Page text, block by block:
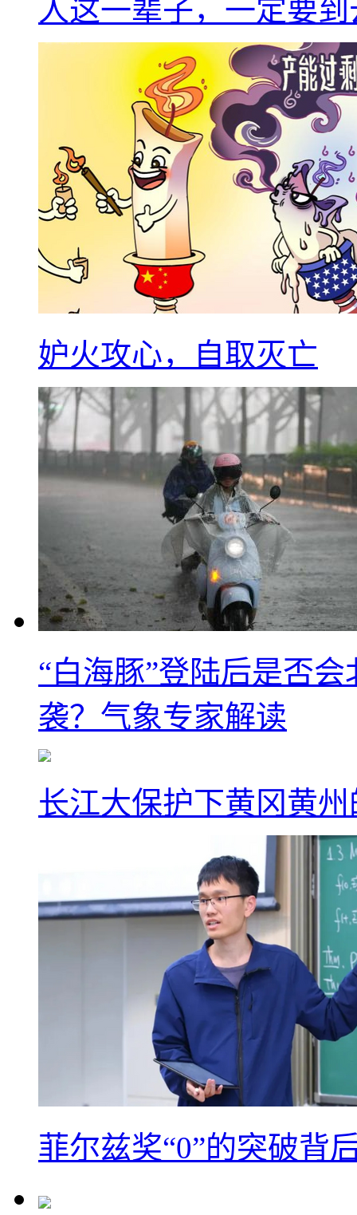
人这一辈子，一定要
妒火攻心，自取灭亡
“白海豚”登陆后是否
袭？气象专家解读
长江大保护下黄冈黄
菲尔兹奖“0”的突破背